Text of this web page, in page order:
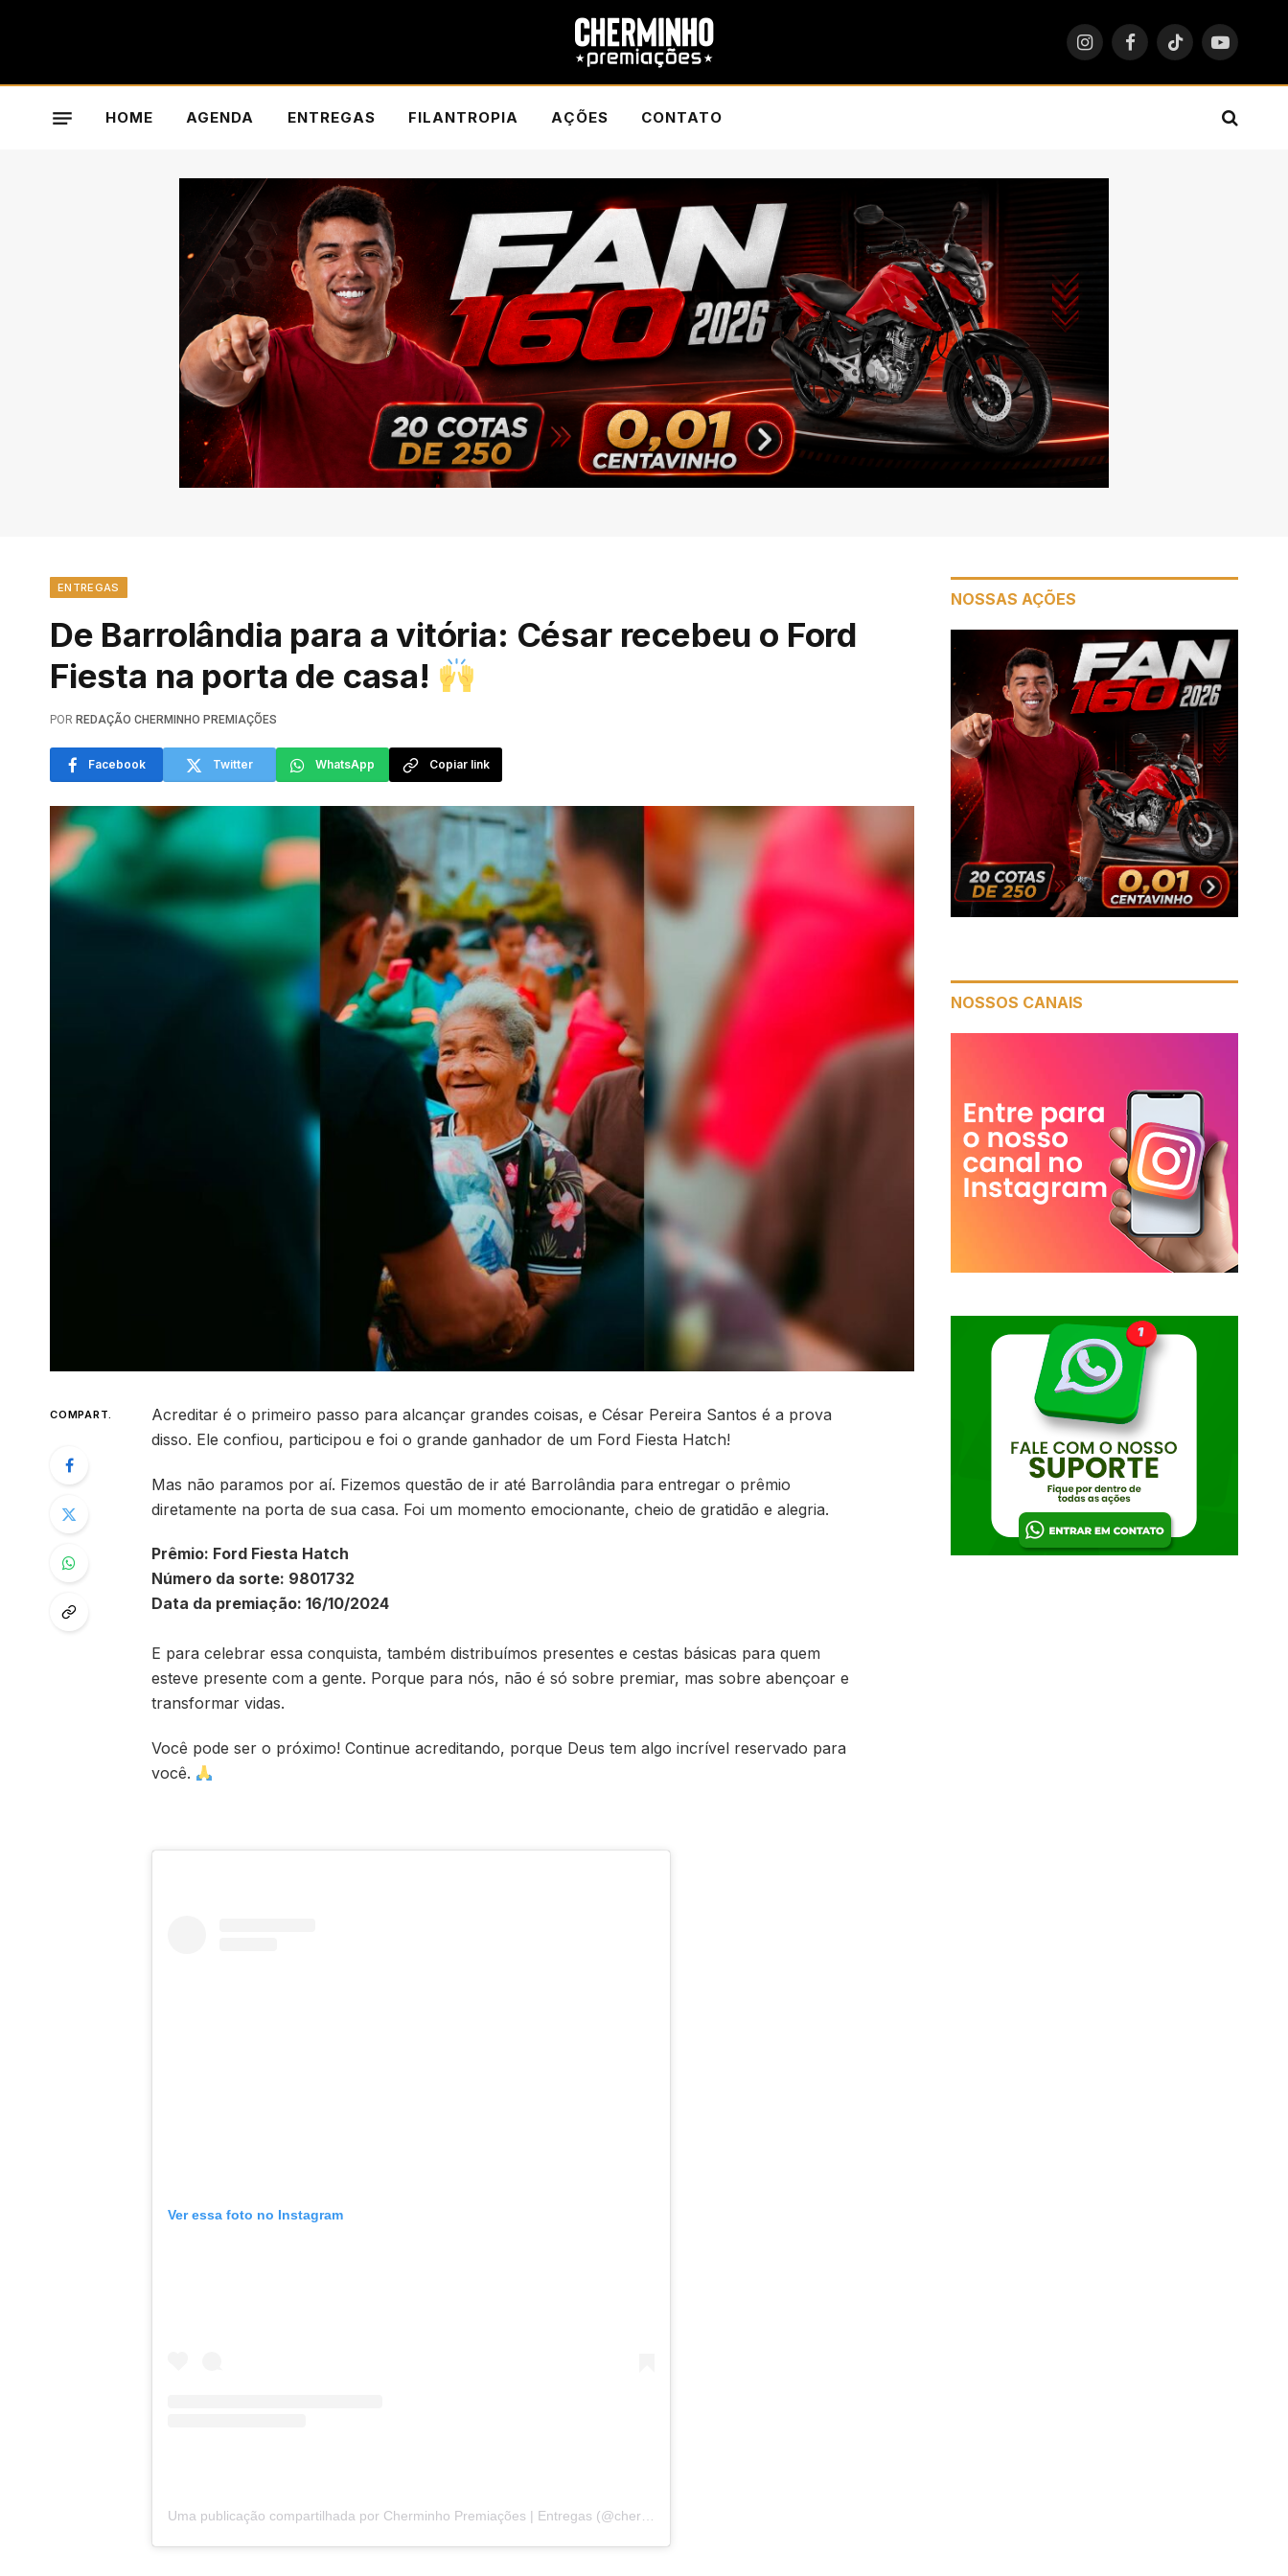
InstagramFacebookTikTokYouTube
HOME AGENDA ENTREGAS FILANTROPIA AÇÕES CONTATO
ENTREGAS
De Barrolândia para a vitória: César recebeu o Ford
Fiesta na porta de casa!
POR REDAÇÃO CHERMINHO PREMIAÇÕES
Facebook Twitter WhatsApp Copiar link
COMPART.
Acreditar é o primeiro passo para alcançar grandes coisas, e César Pereira Santos é a prova
disso. Ele confiou, participou e foi o grande ganhador de um Ford Fiesta Hatch!
Mas não paramos por aí. Fizemos questão de ir até Barrolândia para entregar o prêmio
diretamente na porta de sua casa. Foi um momento emocionante, cheio de gratidão e alegria.
Prêmio: Ford Fiesta Hatch
Número da sorte: 9801732
Data da premiação: 16/10/2024
E para celebrar essa conquista, também distribuímos presentes e cestas básicas para quem
esteve presente com a gente. Porque para nós, não é só sobre premiar, mas sobre abençoar e
transformar vidas.
Você pode ser o próximo! Continue acreditando, porque Deus tem algo incrível reservado para
você.
Ver essa foto no Instagram
NOSSAS AÇÕES
NOSSOS CANAIS